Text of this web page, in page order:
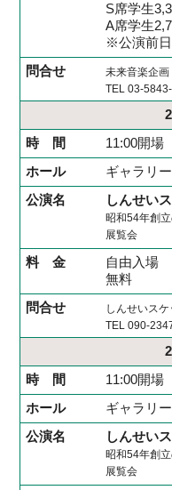
S席学生
A席学生
※公演前
未来音楽企画
TEL 03-
11:00開
ギャラリー
しんせい
昭和54年創
展覧会
自由入場
無料
しんせいス
TEL 090-
11:00開
ギャラリー
しんせい
昭和54年創
展覧会